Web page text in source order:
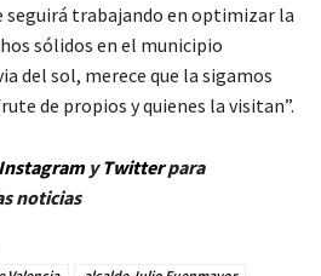
seguirá trabajando en optimizar la
sólidos en el municipio
del sol, merece que la sigamos
de propios y quienes la visitan”.
InstagramyTwitterpara
noticias